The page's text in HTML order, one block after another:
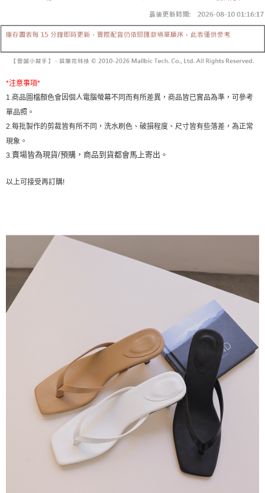
醒簡訊。
帳／街口支付／iPASS MONEY」等通路繳費。
1.本服務係由「台灣大哥大股份有限公司」（以下簡稱本公司）所提供，讓
用戶於交易時，得透過本服務購買商品或服務，並由商店將買賣／分期付款
2.基於同意付款使用「大哥付你分期」之契約關係目的，商店將以您的個人
資料（包含姓名、電話或地址）提供予台灣大哥大進項蒐集、處理及利用，
由本公司與您本人進行分期帳單所需資料之確認、核對及更正。
【「AFTEE先享後付」結帳流程】
１．於結帳方式選擇「AFTEE先享後付」後，將跳轉至「AFTEE先享後付」
２．訂單成立數日內，您將收到繳費通知簡訊。
ATM／網路銀行／等多元方式進行付款，方視為交易完成。
※ 請注意：結帳手續完成當下不需立刻繳費，但若您需要取消訂單，請聯絡
購買商品的店家。未經商家同意取消之訂單仍視為有效，需透過AFTEE先享
後付繳納相關費用。
※ 交易是否成功請以「AFTEE先享後付 」之結帳頁面顯示為準，若有關於
是否繳費成功／繳費後需取消欲退款等相關疑問，請聯繫「AFTEE先享後付
客戶支援中心」
易，需依本服務之必要範圍內提供個人資料，並將交易相關給付款項請求債
「AFTEE先享後付」，若未經同意申辦者引起之損失，本公司不負相關責
４．使用「AFTEE先享後付」時，將依據個別帳號之用戶狀況，依本公司即
時審查核予不同之上限額度；若仍有額度不足之情形，本公司將視審查結果
請求用戶進行身份認證。
５．嚴禁一人註冊多個帳號或使用他人資訊註冊。若發現惡意使用之情形，
恩沛科技股份有限公司將有權停止該用戶之使用額度並採取法律行動。
每筆NT$60，滿NT$1,800(含以上)免運費
每筆NT$60，滿NT$1,600(含以上)免運費
已關閉，請勿下單
每筆NT$10,000
已關閉，請勿下單(付取)
每筆NT$10,000
7-11取貨付款
宅配
每筆NT$100，滿NT$2,500(含以上)免運費
國家/地區配送 查看運費
*注意事項*
1. 商品圖檔顏色會因個人電腦螢幕不同而有所差異，商品皆已實品為準，可參考
單品照。
2.每批製作的剪裁皆有所不同，洗水刷色、破損程度、尺寸皆有些落差，為正常
現象。
3.賣場皆為現貨/預購，商品到貨都會馬上寄出。
以上可接受再訂購!